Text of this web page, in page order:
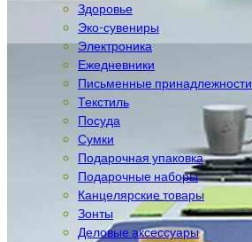
Здоровье
Эко-сувениры
Электроника
Ежедневники
Письменные принадлежности
Текстиль
Посуда
Сумки
Подарочная упаковка
Подарочные наборы
Канцелярские товары
Зонты
Деловые аксессуары